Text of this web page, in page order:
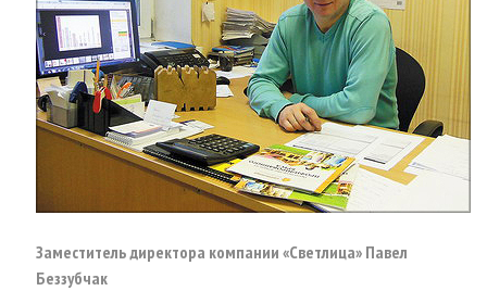
Заместитель директора компании «Светлица» Павел
Беззубчак